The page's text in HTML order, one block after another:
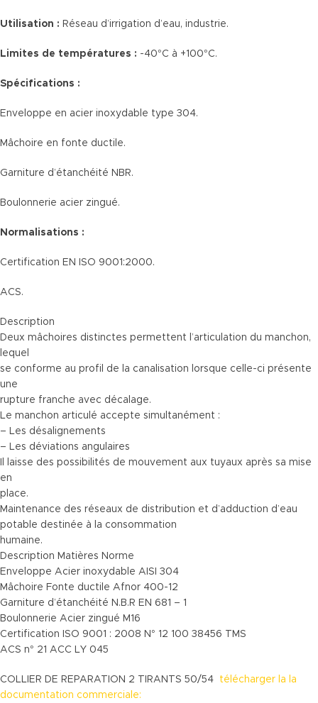
Utilisation : Réseau d’irrigation d’eau, industrie.
Limites de températures : -40°C à +100°C.
Spécifications :
Enveloppe en acier inoxydable type 304.
Mâchoire en fonte ductile.
Garniture d’étanchéité NBR.
Boulonnerie acier zingué.
Normalisations :
Certification EN ISO 9001:2000.
ACS.
Description
Deux mâchoires distinctes permettent l’articulation du manchon,
lequel
se conforme au profil de la canalisation lorsque celle-ci présente
une
rupture franche avec décalage.
Le manchon articulé accepte simultanément :
– Les désalignements
– Les déviations angulaires
Il laisse des possibilités de mouvement aux tuyaux après sa mise
en
place.
Maintenance des réseaux de distribution et d’adduction d’eau
potable destinée à la consommation
humaine.
Description Matières Norme
Enveloppe Acier inoxydable AISI 304
Mâchoire Fonte ductile Afnor 400-12
Garniture d’étanchéité N.B.R EN 681 – 1
Boulonnerie Acier zingué M16
Certification ISO 9001 : 2008 N° 12 100 38456 TMS
ACS n° 21 ACC LY 045
COLLIER DE REPARATION 2 TIRANTS 50/54 télécharger la la
documentation commerciale: